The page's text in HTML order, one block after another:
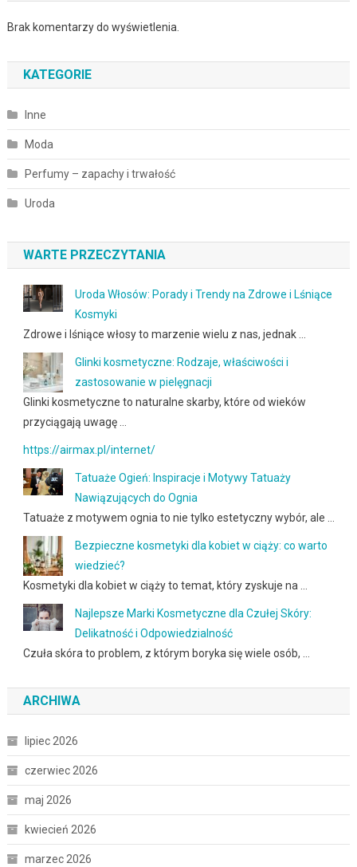
Brak komentarzy do wyświetlenia.
KATEGORIE
Inne
Moda
Perfumy – zapachy i trwałość
Uroda
WARTE PRZECZYTANIA
Uroda Włosów: Porady i Trendy na Zdrowe i Lśniące
Kosmyki
Zdrowe i lśniące włosy to marzenie wielu z nas, jednak …
Glinki kosmetyczne: Rodzaje, właściwości i
zastosowanie w pielęgnacji
Glinki kosmetyczne to naturalne skarby, które od wieków
przyciągają uwagę …
https://airmax.pl/internet/
Tatuaże Ogień: Inspiracje i Motywy Tatuaży
Nawiązujących do Ognia
Tatuaże z motywem ognia to nie tylko estetyczny wybór, ale …
Bezpieczne kosmetyki dla kobiet w ciąży: co warto
wiedzieć?
Kosmetyki dla kobiet w ciąży to temat, który zyskuje na …
Najlepsze Marki Kosmetyczne dla Czułej Skóry:
Delikatność i Odpowiedzialność
Czuła skóra to problem, z którym boryka się wiele osób, …
ARCHIWA
lipiec 2026
czerwiec 2026
maj 2026
kwiecień 2026
marzec 2026